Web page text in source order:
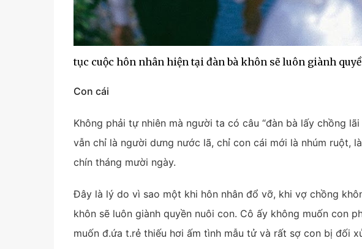
tục cuộc hôn nhân hiện tại đàn bà khôn sẽ luôn giành
Con cái
Không phải tự nhiên mà người ta có câu “đàn bà lấy chồng
vẫn chỉ là người dưng nước lã, chỉ con cái mới là nhúm ruột,
chín tháng mười ngày.
Đây là lý do vì sao một khi hôn nhân đổ vỡ, khi vợ chồng
khôn sẽ luôn giành quyền nuôi con. Cô ấy không muốn con
muốn đ.ứa t.rẻ thiếu hơi ấm tình mẫu tử và rất sợ con bị đối